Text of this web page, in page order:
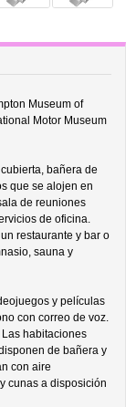
Museum of
Motor Museum
bañera de
que se alojen en
de reuniones
de oficina.
restaurante y bar o
sauna y
y películas
con correo de voz.
habitaciones
de bañera y
con aire
cunas a disposición